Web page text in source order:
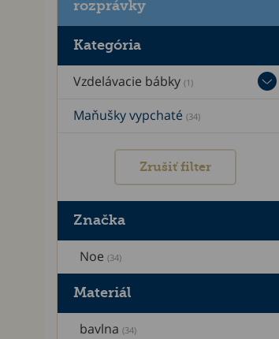
rozprávky
Kategória
Vzdelávacie bábky (1)
Maňušky vypchaté (34)
Zrušiť filter
Značka
Noe (34)
Materiál
bavlna (34)